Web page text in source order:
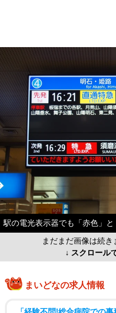
駅の電光表示器でも「赤色」
まだまだ画像は続き
↓ スクロール
まいどなの求人情報